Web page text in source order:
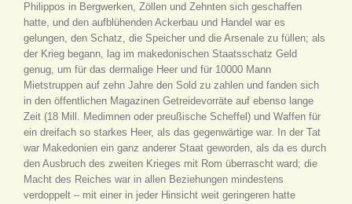
Philippos in Bergwerken, Zöllen und Zehnten sich geschaffen
hatte, und den aufblühenden Ackerbau und Handel war es
gelungen, den Schatz, die Speicher und die Arsenale zu füllen; als
der Krieg begann, lag im makedonischen Staatsschatz Geld
genug, um für das dermalige Heer und für 10000 Mann
Mietstruppen auf zehn Jahre den Sold zu zahlen und fanden sich
in den öffentlichen Magazinen Getreidevorräte auf ebenso lange
Zeit (18 Mill. Medimnen oder preußische Scheffel) und Waffen für
ein dreifach so starkes Heer, als das gegenwärtige war. In der Tat
war Makedonien ein ganz anderer Staat geworden, als da es durch
den Ausbruch des zweiten Krieges mit Rom überrascht ward; die
Macht des Reiches war in allen Beziehungen mindestens
verdoppelt – mit einer in jeder Hinsicht weit geringeren hatte